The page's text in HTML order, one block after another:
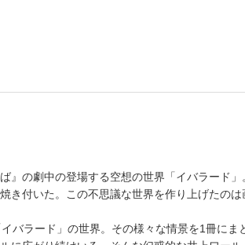
』の劇中の登場する空想の世界「イバラード
き付いた。この不思議な世界を作り上げたのは
バラード」の世界。その様々な情景を1冊に